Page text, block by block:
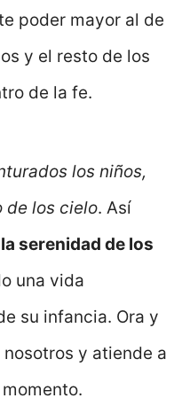
poder mayor al de
y el resto de los
de la fe.
los niños,
de los cielo. Así
serenidad de los
una vida
su infancia. Ora y
y atiende a